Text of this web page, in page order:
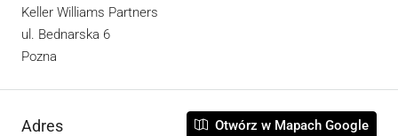
Keller Williams Partners
ul. Bednarska 6
Pozna
Adres Otwórz w Mapach Google